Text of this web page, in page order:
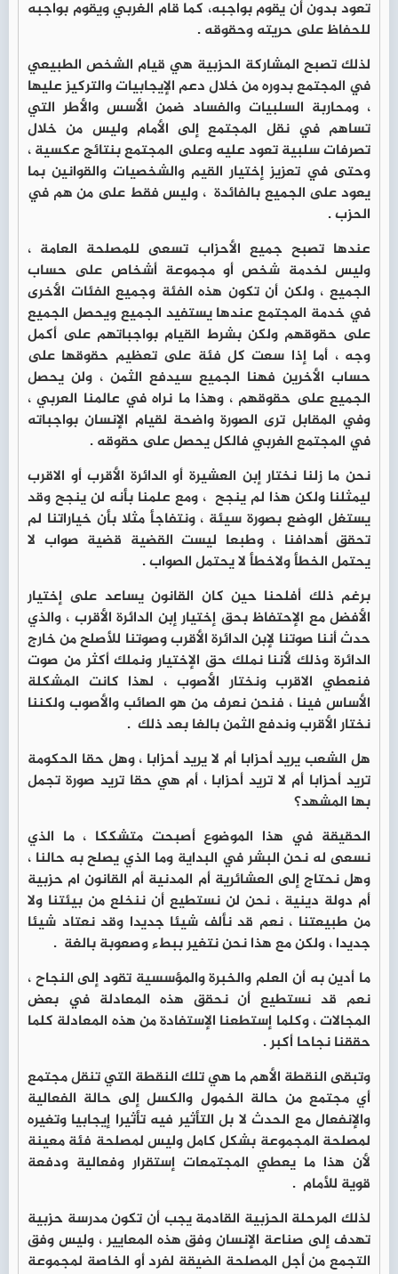
تعود بدون أن يقوم بواجبه، كما قام الغربي ويقوم بواجبه
للحفاظ على حريته وحقوقه .
لذلك تصبح المشاركة الحزبية هي قيام الشخص الطبيعي
في المجتمع بدوره من خلال دعم الإيجابيات والتركيز عليها
، ومحاربة السلبيات والفساد ضمن الأسس والأطر التي
تساهم في نقل المجتمع إلى الأمام وليس من خلال
تصرفات سلبية تعود عليه وعلى المجتمع بنتائج عكسية ،
وحتى في تعزيز إختيار القيم والشخصيات والقوانين بما
يعود على الجميع بالفائدة ، وليس فقط على من هم في
الحزب .
عندها تصبح جميع الأحزاب تسعى للمصلحة العامة ،
وليس لخدمة شخص أو مجموعة أشخاص على حساب
الجميع ، ولكن أن تكون هذه الفئة وجميع الفئات الأخرى
في خدمة المجتمع عندها يستفيد الجميع ويحصل الجميع
على حقوقهم ولكن بشرط القيام بواجباتهم على أكمل
وجه ، أما إذا سعت كل فئة على تعظيم حقوقها على
حساب الأخرين فهنا الجميع سيدفع الثمن ، ولن يحصل
الجميع على حقوقهم ، وهذا ما نراه في عالمنا العربي ،
وفي المقابل ترى الصورة واضحة لقيام الإنسان بواجباته
في المجتمع الغربي فالكل يحصل على حقوقه .
نحن ما زلنا نختار إبن العشيرة أو الدائرة الأقرب أو الاقرب
ليمثلنا ولكن هذا لم ينجح ، ومع علمنا بأنه لن ينجح وقد
يستغل الوضع بصورة سيئة ، ونتفاجأ مثلا بأن خياراتنا لم
تحقق أهدافنا ، وطبعا ليست القضية قضية صواب لا
يحتمل الخطأ ولاخطأ لا يحتمل الصواب .
برغم ذلك أفلحنا حين كان القانون يساعد على إختيار
الأفضل مع الإحتفاظ بحق إختيار إبن الدائرة الأقرب ، والذي
حدث أننا صوتنا لإبن الدائرة الأقرب وصوتنا للأصلح من خارج
الدائرة وذلك لأننا نملك حق الإختيار ونملك أكثر من صوت
فنعطي الاقرب ونختار الأصوب ، لهذا كانت المشكلة
الأساس فينا ، فنحن نعرف من هو الصائب والأصوب ولكننا
نختار الأقرب وندفع الثمن بالغا بعد ذلك .
هل الشعب يريد أحزابا أم لا يريد أحزابا ، وهل حقا الحكومة
تريد أحزابا أم لا تريد أحزابا ، أم هي حقا تريد صورة تجمل
بها المشهد؟
الحقيقة في هذا الموضوع أصبحت متشككا ، ما الذي
نسعى له نحن البشر في البداية وما الذي يصلح به حالنا ،
وهل نحتاج إلى العشائرية أم المدنية أم القانون ام حزبية
أم دولة دينية ، نحن لن نستطيع أن ننخلع من بيئتنا ولا
من طبيعتنا ، نعم قد نألف شيئا جديدا وقد نعتاد شيئا
جديدا ، ولكن مع هذا نحن نتغير ببطء وصعوبة بالغة .
ما أدين به أن العلم والخبرة والمؤسسية تقود إلى النجاح ،
نعم قد نستطيع أن نحقق هذه المعادلة في بعض
المجالات ، وكلما إستطعنا الإستفادة من هذه المعادلة كلما
حققنا نجاحا أكبر .
وتبقى النقطة الأهم ما هي تلك النقطة التي تنقل مجتمع
أي مجتمع من حالة الخمول والكسل إلى حالة الفعالية
والإنفعال مع الحدث لا بل التأثير فيه تأثيرا إيجابيا وتغيره
لمصلحة المجموعة بشكل كامل وليس لمصلحة فئة معينة
لأن هذا ما يعطي المجتمعات إستقرار وفعالية ودفعة
قوية للأمام .
لذلك المرحلة الحزبية القادمة يجب أن تكون مدرسة حزبية
تهدف إلى صناعة الإنسان وفق هذه المعايير ، وليس وفق
التجمع من أجل المصلحة الضيقة لفرد أو الخاصة لمجموعة